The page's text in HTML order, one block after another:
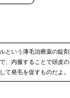
という薄毛治療薬の錠剤
、内服することで頭皮の
て発毛を促すものだよ。